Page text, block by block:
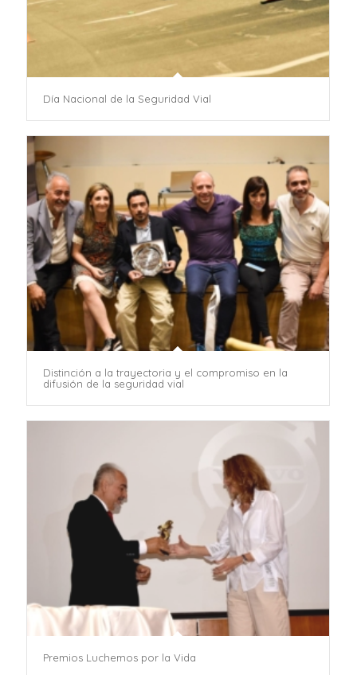
Día Nacional de la Seguridad Vial
Distinción a la trayectoria y el compromiso en la
difusión de la seguridad vial
Premios Luchemos por la Vida